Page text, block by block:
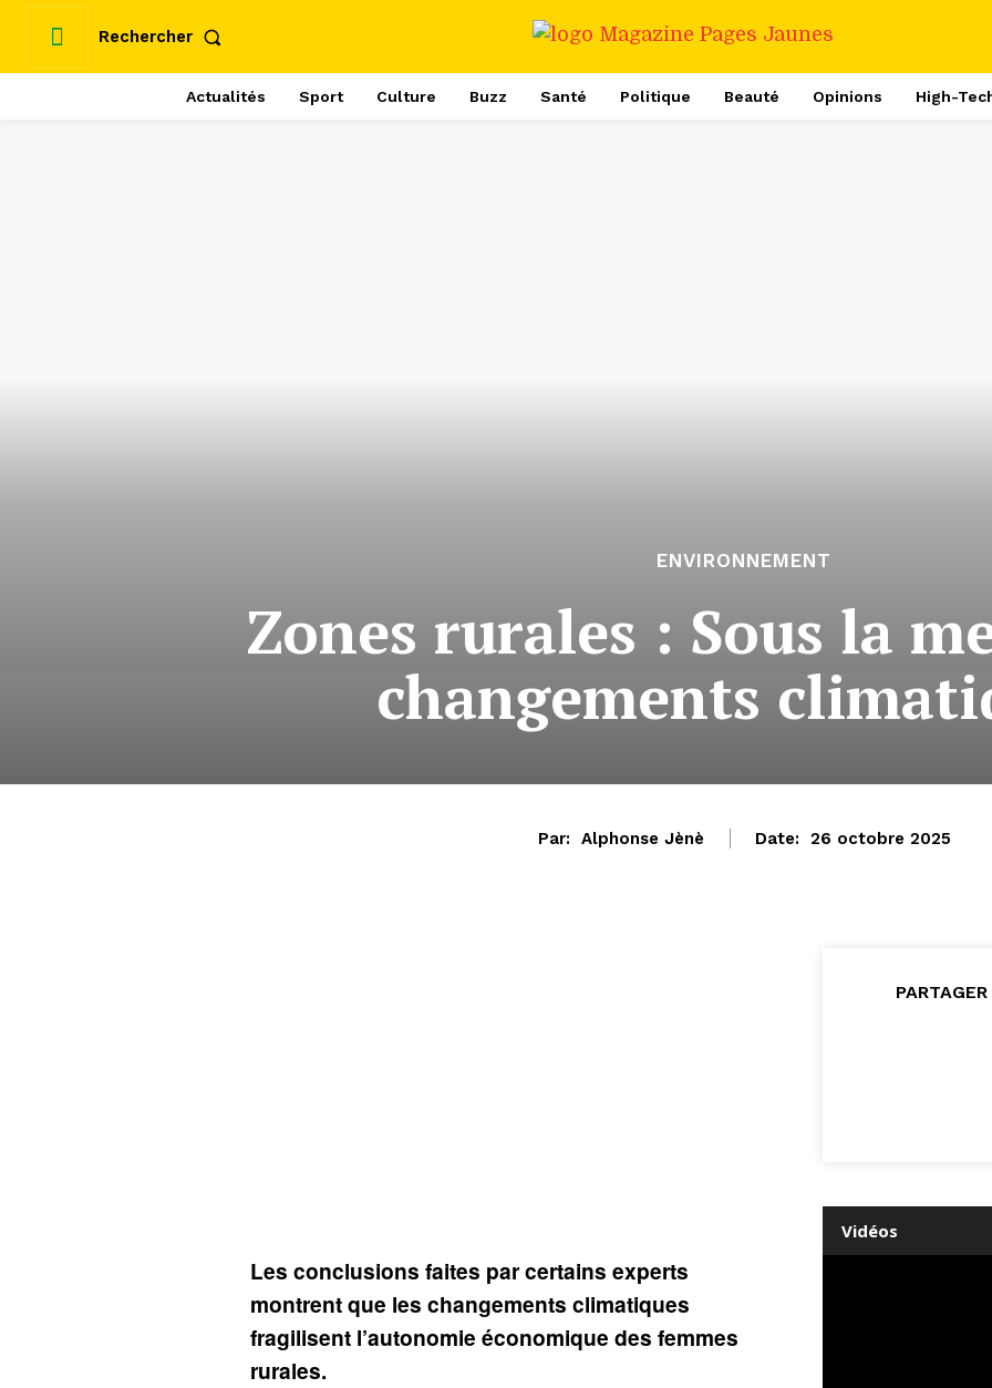
Rechercher
Actualités Sport Culture Buzz Santé Politique Beauté Opinions High-
ENVIRONNEMENT
Zones rurales : Sous la
changements
Par: Alphonse Jènè Date: 26 octobre 2025
Les conclusions faites par certains experts
montrent que les changements climatiques
fragilisent l’autonomie économique des femmes
rurales.
PARTAGER
Vidéos